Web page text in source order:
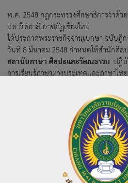
พ.ศ. 2548 กฎกระทรวงศึกษาธิการว่าด้ว
มหาวิทยาลัยราชภัฏเชียงใหม่
ได้ประกาศพระราชกิจจานุเบกษา ฉบับฎี
วันที่ 8 มีนาคม 2548 กำหนดให้สำนักศิล
สถาบันภาษา ศิลปะและวัฒนธรรม ปฏิบั
การเรียนรู้ภาษาต่างประเทศและภาษาไ
สื่อทันสมัยเพื่อฝึกทักษะทางภาษา พัฒนา
ด้านภาษาของนักศึกษา คณาจารย์ บุคลา
ประชาชนในท้องถิ่น สนับสนุนการสร้างเ
วิชาการกับสถาบัน การศึกษาทั้งในและต่
งานสนับสนุน งานด้านการอนุรักษ์ ส่งเส
ดูแลสิ่งแวดล้อมทางศิลปกรรมและธรรม
แพร่ภูมิปัญญาพื้นบ้านให้เป็นที่ประจักษ์แ